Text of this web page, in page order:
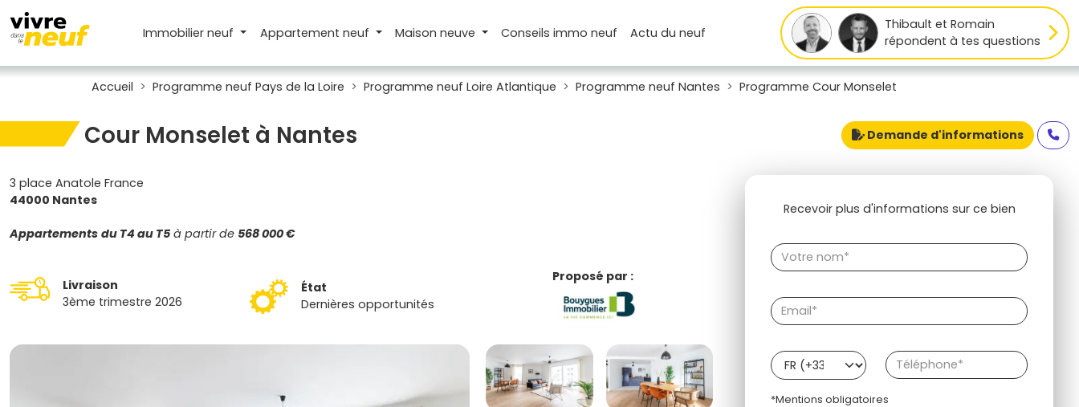
Immobilier neuf Appartement neuf Maison neuve Conseilsimmo neuf Actudu neuf
Thibault et Romain
répondent à tes questions
Accueil Programme neuf Pays de la Loire Programme neuf Loire Atlantique Programme neuf Nantes Programme Cour Monselet
Cour Monselet à Nantes Demande d'informations
3 place Anatole France
44000 Nantes
Appartements du T4 au T5 à partir de 568 000 €
Livraison
3ème trimestre 2026
État
Dernières opportunités
Proposé par :
Recevoir plus d'informations sur ce bien
*Mentions obligatoires